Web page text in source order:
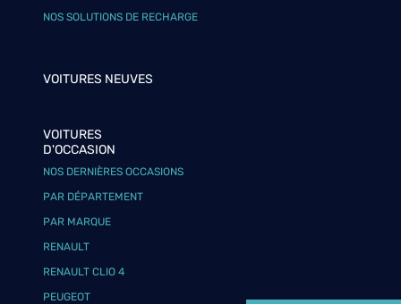
NOS SOLUTIONS DE RECHARGE
VOITURES NEUVES
VOITURES
D'OCCASION
NOS DERNIÈRES OCCASIONS
PAR DÉPARTEMENT
PAR MARQUE
RENAULT
RENAULT CLIO 4
PEUGEOT